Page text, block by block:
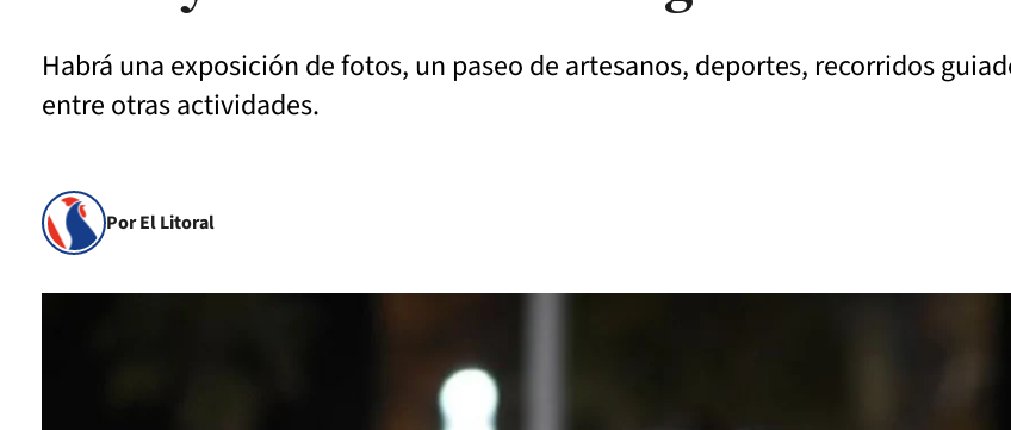
Habrá una exposición de fotos, un paseo de artesanos, deportes, recorridos
entre otras actividades.
Por El Litoral